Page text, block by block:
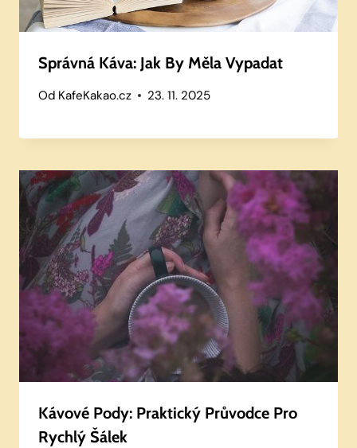
Správná Káva: Jak By Měla Vypadat
Od KafeKakao.cz 23. 11. 2025
Kávové Pody: Praktický Průvodce Pro
Rychlý Šálek